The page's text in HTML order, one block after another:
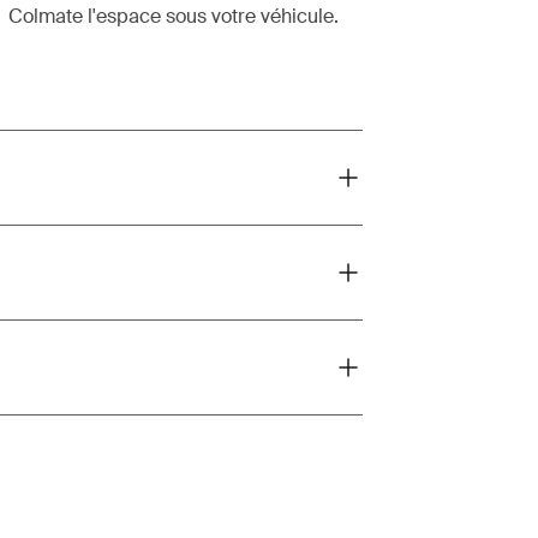
Colmate l'espace sous votre véhicule.